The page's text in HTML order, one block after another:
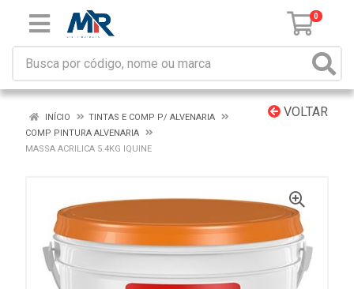
0
VOLTAR
INÍCIO
TINTAS E COMP P/ ALVENARIA
COMP PINTURA ALVENARIA
MASSA ACRILICA 5.4KG IQUINE